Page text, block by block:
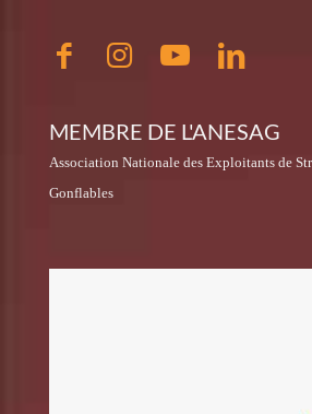
MEMBRE DE L'ANESAG
Association Nationale des Exploitants de
Gonflables